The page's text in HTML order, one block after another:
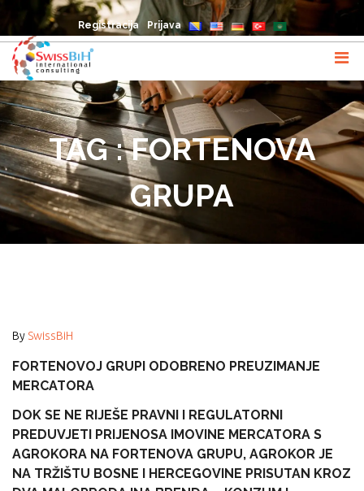
Registracija Prijava
TAG : FORTENOVA
GRUPA
By SwissBiH
FORTENOVOJ GRUPI ODOBRENO PREUZIMANJE
MERCATORA
DOK SE NE RIJEŠE PRAVNI I REGULATORNI
PREDUVJETI PRIJENOSA IMOVINE MERCATORA S
AGROKORA NA FORTENOVA GRUPU, AGROKOR JE
NA TRŽIŠTU BOSNE I HERCEGOVINE PRISUTAN KROZ